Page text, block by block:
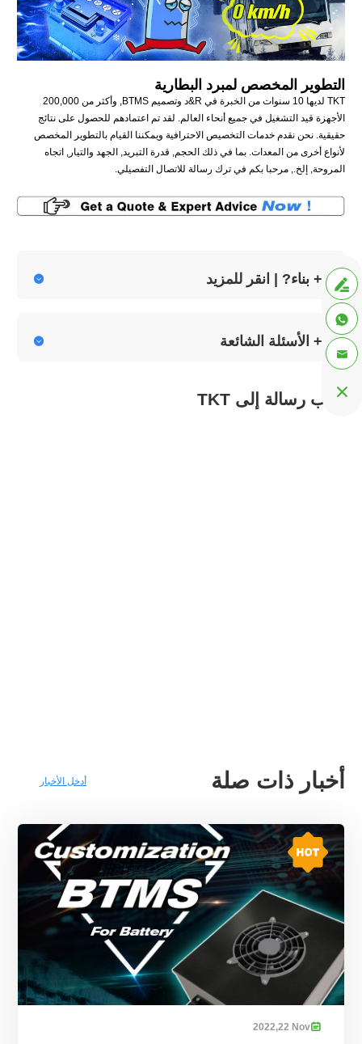
التطوير المخصص لمبرد البطارية
TKT لديها 10 سنوات من الخبرة في R&د وتصميم BTMS, وأكثر من 200,000
الأجهزة قيد التشغيل في جميع أنحاء العالم. لقد تم اعتمادهم للحصول على نتائج
حقيقية. نحن نقدم خدمات التخصيص الاحترافية ويمكننا القيام بالتطوير المخصص
لأنواع أخرى من المعدات. بما في ذلك الحجم, قدرة التبريد, الجهد والتيار, اتجاه
المروحة, إلخ., مرحبا بكم في ترك رسالة للاتصال التفصيلي.
+ بناء? | انقر للمزيد 
+ الأسئلة الشائعة 
اكتب رسالة إلى TKT
أخبار ذات صلة أدخل الأخبار

Nov
2022



